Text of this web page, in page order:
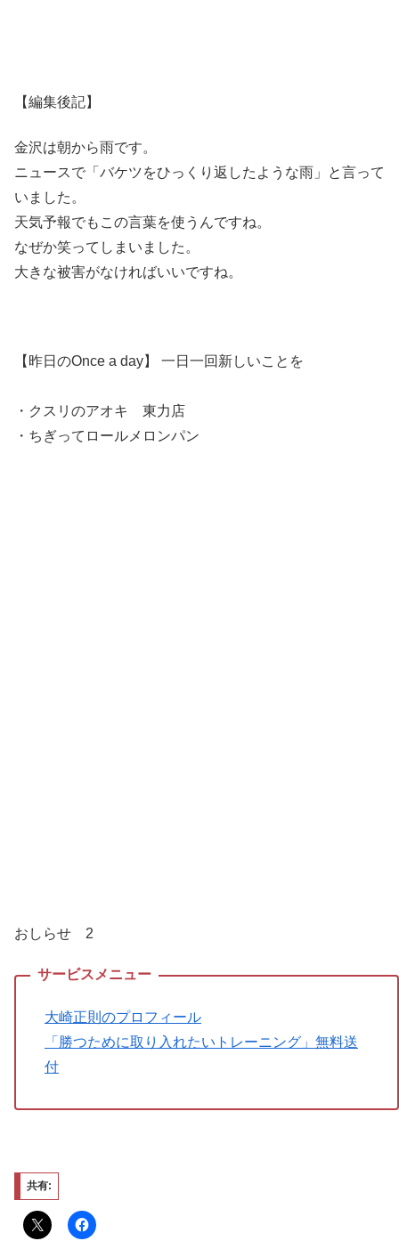
【編集後記】
金沢は朝から雨です。
ニュースで「バケツをひっくり返したような雨」と言って
いました。
天気予報でもこの言葉を使うんですね。
なぜか笑ってしまいました。
大きな被害がなければいいですね。
【昨日のOnce a day】 一日一回新しいことを
・クスリのアオキ 東力店
・ちぎってロールメロンパン
おしらせ 2
大崎正則のプロフィール
「勝つために取り入れたいトレーニング」無料送
付
共有: